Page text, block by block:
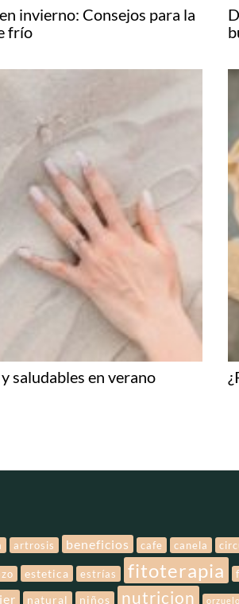
invierno: Consejos para la
frío
saludables en verano
artrosis beneficios cafe canela
estetica estrías fitoterapia
natural niños nutricion orzuelo